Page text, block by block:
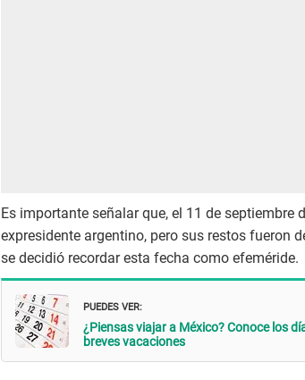
Es importante señalar que, el 11 de septiembre
expresidente argentino, pero sus restos fueron
se decidió recordar esta fecha como efeméride.
PUEDES VER:
¿Piensas viajar a México? Conoce los
breves vacaciones